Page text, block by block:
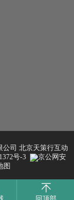
公司 北京天策行互动
号-3
京公网安
图